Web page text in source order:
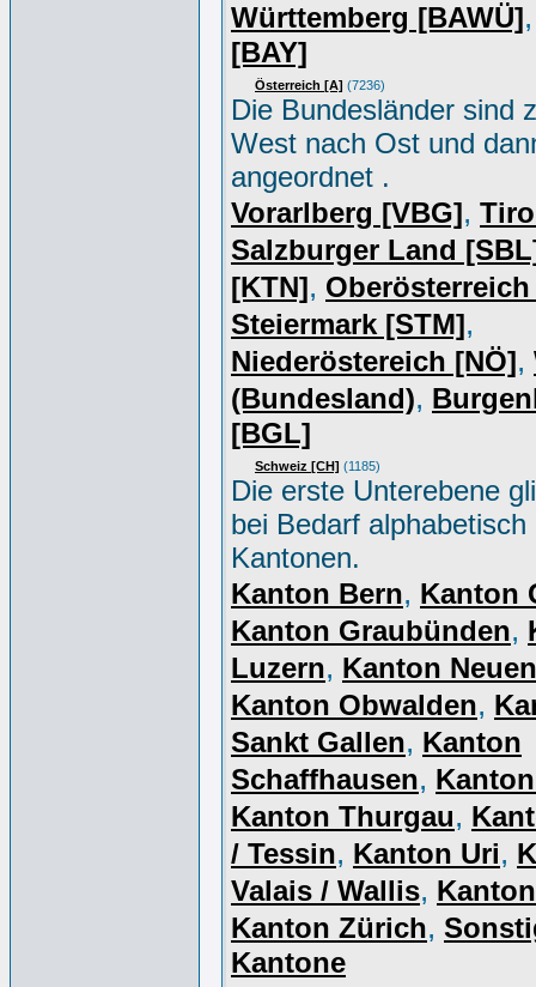
Württemberg [BAWÜ]
[BAY]
Österreich [A] (7236)
Die Bundesländer sind
West nach Ost und
angeordnet .
Vorarlberg [VBG],
Salzburger Land
[KTN],
Steiermark [STM],
Niederöstereich [NÖ],
(Bundesland),
[BGL]
Schweiz [CH] (1185)
Die erste Unterebene
bei Bedarf alphabetisch
Kantonen.
Kanton Bern, Kanton
Kanton Graubünden,
Luzern, Kanton
Kanton Obwalden,
Sankt Gallen, Kanton
Schaffhausen,
Kanton Thurgau,
/ Tessin, Kanton Uri,
Valais / Wallis,
Kanton Zürich,
Kantone